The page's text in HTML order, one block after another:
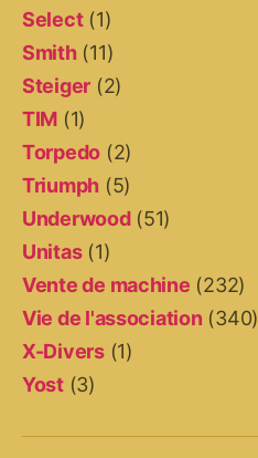
Select(1)
Smith(11)
Steiger (2)
TIM (1)
Torpedo (2)
Triumph (5)
Underwood(51)
Unitas(1)
Vente de machine (232)
Vie de l'association (340)
X-Divers(1)
Yost(3)